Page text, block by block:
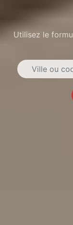
Utilisez le